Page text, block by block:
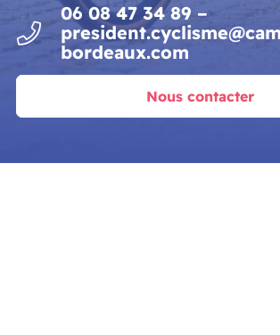
06 08 47 34 89 –
bordeaux.com
Nous contacter